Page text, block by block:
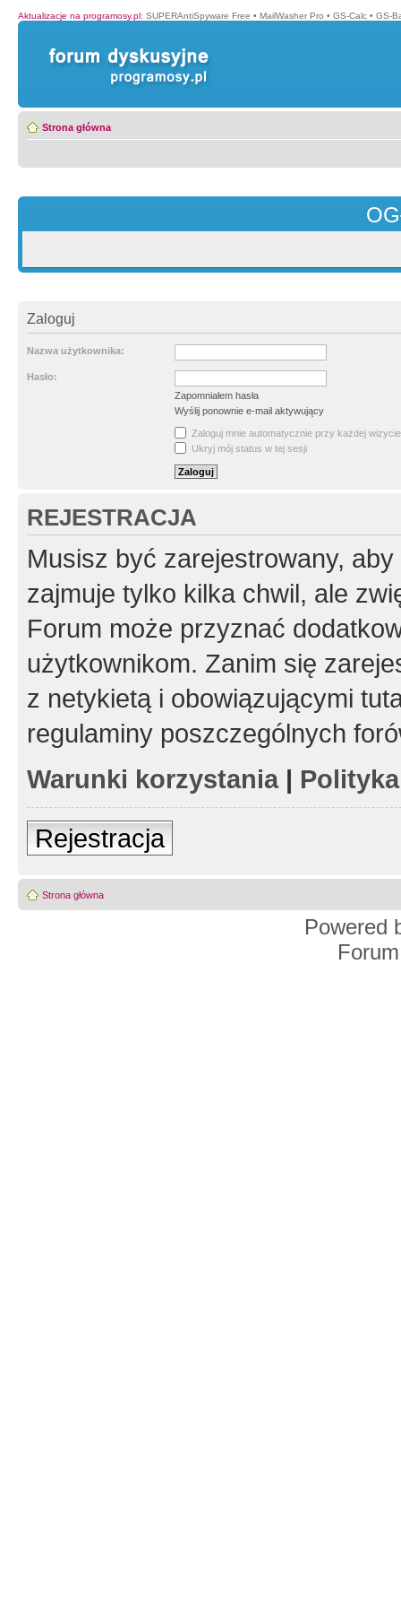
Aktualizacje na programosy.pl: SUPERAntiSpyware Free • MailWasher Pro • GS-Calc • GS-
Strona główna
Zaloguj
Nazwa użytkownika:
Hasło:
Zapomniałem hasła
Wyślij ponownie e-mail aktywujący
Zaloguj mnie automatycznie przy każdej wizycie
Ukryj mój status w tej sesji
REJESTRACJA
Musisz być zarejestrowany,
zajmuje tylko kilka chwil, ale
Forum może przyznać
użytkownikom. Zanim się
z netykietą i obowiązującymi
regulaminy poszczególnych
Warunki korzystania|
Rejestracja
Strona główna
Powered